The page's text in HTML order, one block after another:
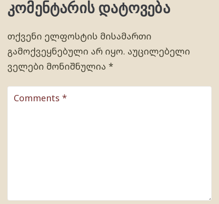
კომენტარის დატოვება
თქვენი ელფოსტის მისამართი
გამოქვეყნებული არ იყო. აუცილებელი
ველები მონიშნულია *